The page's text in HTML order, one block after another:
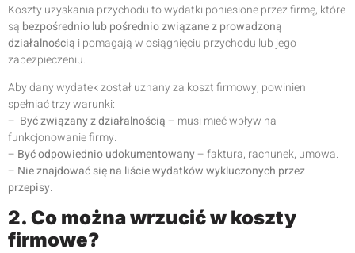
Koszty uzyskania przychodu to wydatki poniesione przez firmę, które
są bezpośrednio lub pośrednio związane z prowadzoną
działalnością i pomagają w osiągnięciu przychodu lub jego
zabezpieczeniu.
Aby dany wydatek został uznany za koszt firmowy, powinien
spełniać trzy warunki:
– Być związany z działalnością– musi mieć wpływ na
funkcjonowanie firmy.
– Być odpowiednio udokumentowany– faktura, rachunek, umowa.
– Nie znajdować się na liście wydatków wykluczonych przez
przepisy.
2. Co można wrzucić w koszty
firmowe?